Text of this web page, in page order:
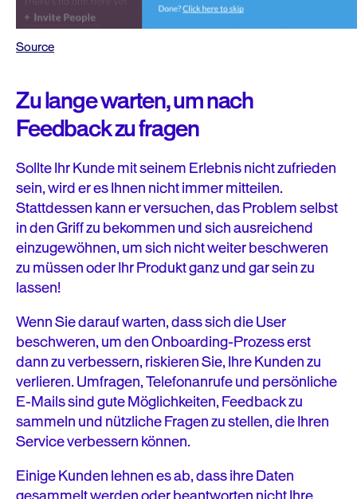
Source
Zu lange warten, um nach
Feedback zu fragen
Sollte Ihr Kunde mit seinem Erlebnis nicht zufrieden
sein, wird er es Ihnen nicht immer mitteilen.
Stattdessen kann er versuchen, das Problem selbst
in den Griff zu bekommen und sich ausreichend
einzugewöhnen, um sich nicht weiter beschweren
zu müssen oder Ihr Produkt ganz und gar sein zu
lassen!
Wenn Sie darauf warten, dass sich die User
beschweren, um den Onboarding-Prozess erst
dann zu verbessern, riskieren Sie, Ihre Kunden zu
verlieren. Umfragen, Telefonanrufe und persönliche
E-Mails sind gute Möglichkeiten, Feedback zu
sammeln und nützliche Fragen zu stellen, die Ihren
Service verbessern können.
Einige Kunden lehnen es ab, dass ihre Daten